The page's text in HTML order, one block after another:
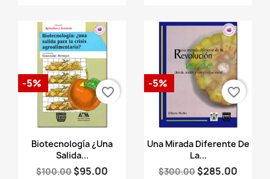
Vista rápida
Biotecnología ¿Una
Salida...
$100.00 $95.00
-5%
favorite_border
Vista rápida
Una Mirada Diferente De
La...
$300.00 $285.00
-5%
favorite_border